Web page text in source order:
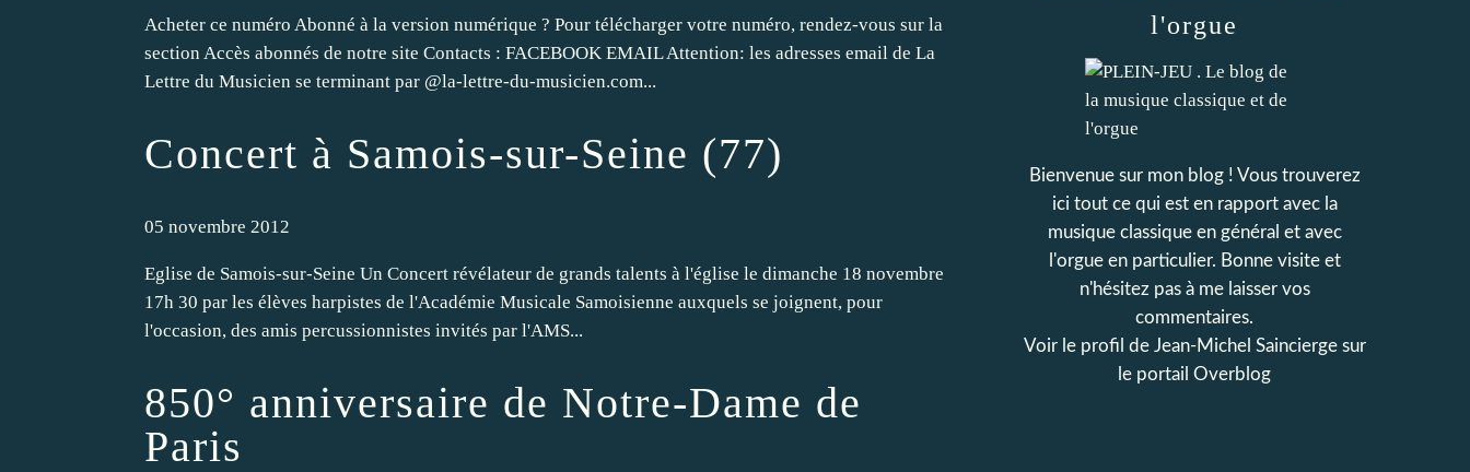
Acheter ce numéro Abonné à la version numérique ? Pour télécharger votre numéro, rendez-vous sur la
section Accès abonnés de notre site Contacts : FACEBOOK EMAIL Attention: les adresses email de La
Lettre du Musicien se terminant par @la-lettre-du-musicien.com...
Concert à Samois-sur-Seine (77)
05 novembre 2012
Eglise de Samois-sur-Seine Un Concert révélateur de grands talents à l'église le dimanche 18 novembre
17h 30 par les élèves harpistes de l'Académie Musicale Samoisienne auxquels se joignent, pour
l'occasion, des amis percussionnistes invités par l'AMS...
850° anniversaire de Notre-Dame de
Paris
l'orgue
Bienvenue sur mon blog ! Vous trouverez
ici tout ce qui est en rapport avec la
musique classique en général et avec
l'orgue en particulier. Bonne visite et
n'hésitez pas à me laisser vos
commentaires.
Voir le profil de Jean-Michel Sainciergesur
le portail Overblog